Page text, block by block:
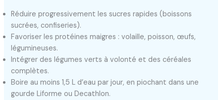
Réduire progressivement les sucres rapides (boissons
sucrées, confiseries).
Favoriser les protéines maigres : volaille, poisson, œufs,
légumineuses.
Intégrer des légumes verts à volonté et des céréales
complètes.
Boire au moins 1,5 L d’eau par jour, en piochant dans une
gourde Liforme ou Decathlon.